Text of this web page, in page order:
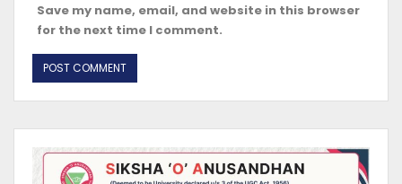
Save my name, email, and website in this browser
for the next time I comment.